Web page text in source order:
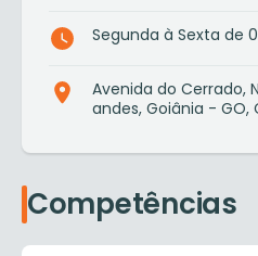
Segunda à Sexta de
Avenida do Cerrado,
andes, Goiânia - GO,
Competências